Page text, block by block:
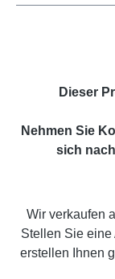
Dieser
Nehmen Sie
sich
Wir verkaufen
Stellen Sie eine
erstellen Ihnen